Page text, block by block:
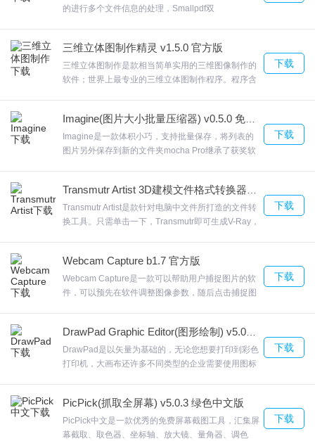
6.照片编译器是多语言支持的主题
定制他们的能见度时间，使用的过渡效果，效果的持续时间，等
等，那么你就准备好编译你的项目！
修复其他已知bug
整体视觉优化
的进行多个文件信息的处理，Smallpdf双
前打开的文件进行信息的了解，欢迎来合众软件园下
载体验。
三维立体图制作精灵 v1.5.0 官方版
三维立体图制作是款相当简单实用的三维图像制作的
软件；世界上最专业的三维立体图制作程序。程序含
来制作生成立体图，美轮美奂的意义始于此三维立体
图制作输出立体图包含常用图像处理功能，进一步满
足您的需求，欢迎来合众软件园下载体验。
下载
Imagine是一款体积小巧，支持批量保存，将列表的
图片另外保存到新的文件夹mocha Pro继承了获奖软
5平面跟踪系统。欢迎来合众软件园下载体验。
下载
Transmutr Artist是款针对电脑中文件所打造的文件转
换工具。只需单击一下，Transmutr即可生成V-Ray，
富的选项，欢迎来合众软件园下载体验。
下载
Webcam Capture b1.7 官方版
Webcam Capture是一款可以帮助用户捕捉图片的软
件，可以预先在软件调整图像参数，随后点击捕捉图
觉效果，可以帮助您修改网络摄像头属性。欢迎来合
众软件园下载体验。
下载
DrawPad是以矢量为基础的，无论您想要打印到彩色
打印机，大画布还许多不同类型的企业需要使用图标
面和阴影，欢迎来合众软件园下载体验。
下载
PicPick(抓取全屏幕) v5.0.3 绿色中文版
PicPick中文是一款优秀的免费屏幕截图工具，汇集屏
幕截取、取色器、坐标轴、放大镜、量角器、调色
下载